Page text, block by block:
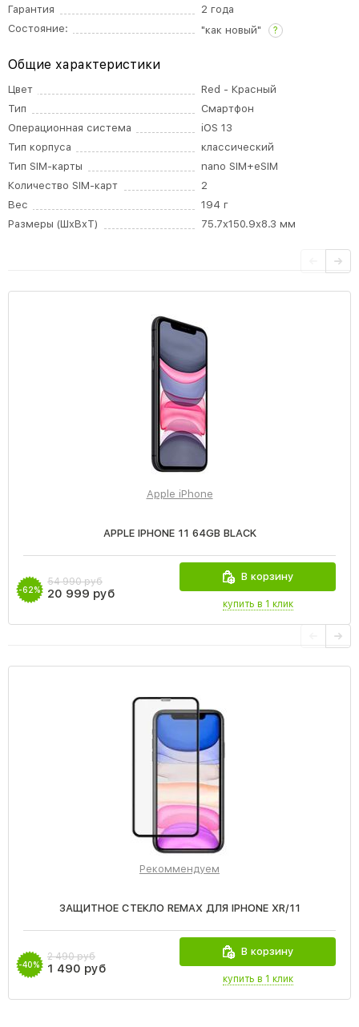
Гарантия
2 года
Состояние:
"как новый" ?
Общие характеристики
Цвет
Red - Красный
Тип
Смартфон
Операционная система
iOS 13
Тип корпуса
классический
Тип SIM-карты
nano SIM+eSIM
Количество SIM-карт
2
Вес
194 г
Размеры (ШxВxТ)
75.7x150.9x8.3 мм
Apple iPhone
APPLE IPHONE 11 64GB BLACK
-62%
54 990 руб
20 999 руб
В корзину
купить в 1 клик
Рекоммендуем
ЗАЩИТНОЕ СТЕКЛО REMAX ДЛЯ IPHONE XR/11
-40%
2 490 руб
1 490 руб
В корзину
купить в 1 клик